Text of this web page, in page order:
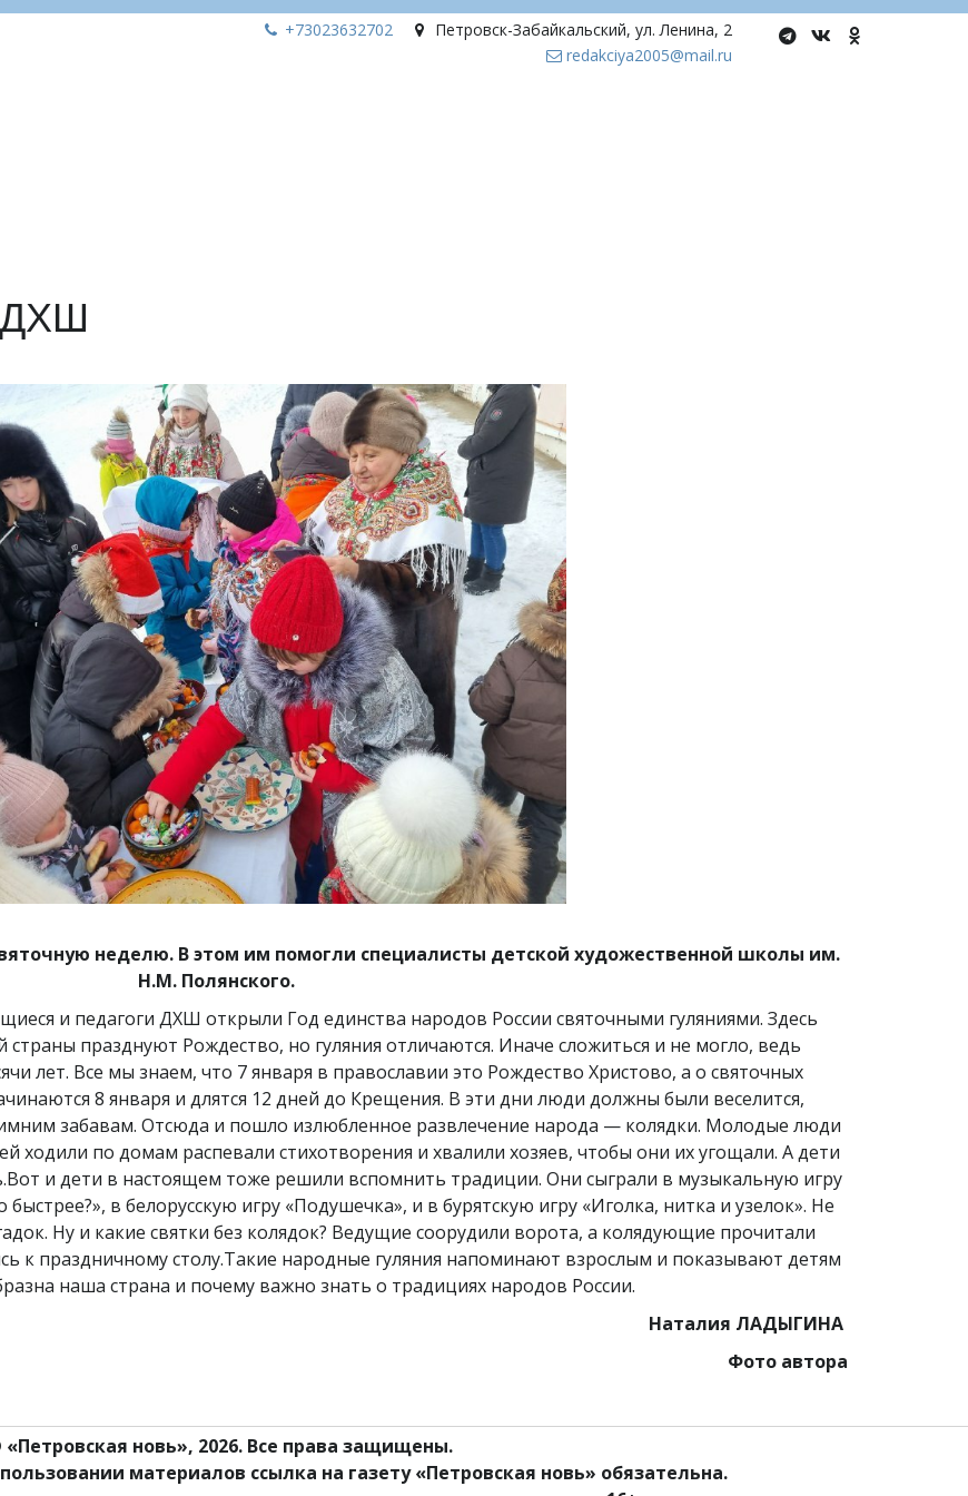
Петровск-Забайкальский, ул. Ленина, 2
+73023632702
redakciya2005@mail.ru
ДХШ
неделю. В этом им помогли специалисты детской художественной школы им.
Н.М. Полянского.
и педагоги ДХШ открыли Год единства народов России святочными гуляниями. Здесь
празднуют Рождество, но гуляния отличаются. Иначе сложиться и не могло, ведь
лет. Все мы знаем, что 7 января в православии это Рождество Христово, а о святочных
8 января и длятся 12 дней до Крещения. В эти дни люди должны были веселится,
забавам. Отсюда и пошло излюбленное развлечение народа — колядки. Молодые люди
ходили по домам распевали стихотворения и хвалили хозяев, чтобы они их угощали. А дети
и дети в настоящем тоже решили вспомнить традиции. Они сыграли в музыкальную игру
в белорусскую игру «Подушечка», и в бурятскую игру «Иголка, нитка и узелок». Не
Ну и какие святки без колядок? Ведущие соорудили ворота, а колядующие прочитали
к праздничному столу.Такие народные гуляния напоминают взрослым и показывают детям
наша страна и почему важно знать о традициях народов России.
Наталия ЛАДЫГИНА
Фото автора
«Петровская новь», 2026. Все права защищены.
материалов ссылка на газету «Петровская новь» обязательна.